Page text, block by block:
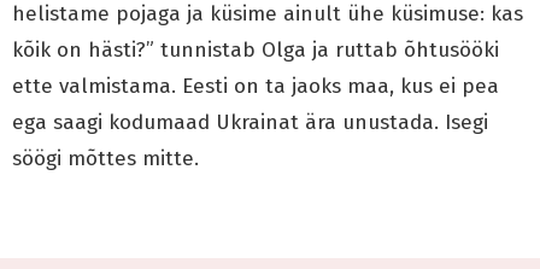
helistame pojaga ja küsime ainult ühe küsimuse: kas
kõik on hästi?” tunnistab Olga ja ruttab õhtusööki
ette valmistama. Eesti on ta jaoks maa, kus ei pea
ega saagi kodumaad Ukrainat ära unustada. Isegi
söögi mõttes mitte.